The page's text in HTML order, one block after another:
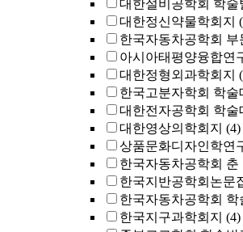
대한설비공학회 학술
대한정신약물학회지
한국자동차공학회 부
아시아태평양융합연
대한정형외과학회지
한국고분자학회 학
대한전자공학회 학술
대한영상의학회지 (4)
상품문화디자인학연
한국자동차공학회
한국지반공학회논문
한국자동차공학회 학
한국지구과학회지 (4)